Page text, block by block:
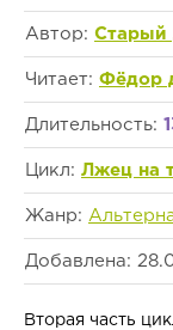
Автор: Старый
Читает: Фёдор
Длительность:
Цикл: Лжец на
Жанр:
Добавлена:
Вторая часть